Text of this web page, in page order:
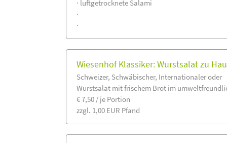
· luftgetrocknete Salami
·
·
Wiesenhof Klassiker: Wurstsalat zu
Schweizer, Schwäbischer, Internationaler oder
Wurstsalat mit frischem Brot im
€ 7,50 / je Portion
zzgl. 1,00 EUR Pfand